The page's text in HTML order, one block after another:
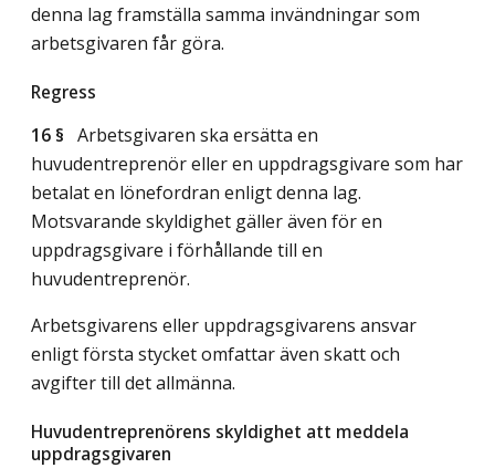
denna lag framställa samma invändningar som
arbetsgivaren får göra.
Regress
16 § Arbetsgivaren ska ersätta en
huvudentreprenör eller en uppdragsgivare som har
betalat en lönefordran enligt denna lag.
Motsvarande skyldighet gäller även för en
uppdragsgivare i förhållande till en
huvudentreprenör.
Arbetsgivarens eller uppdragsgivarens ansvar
enligt första stycket omfattar även skatt och
avgifter till det allmänna.
Huvudentreprenörens skyldighet att meddela
uppdragsgivaren